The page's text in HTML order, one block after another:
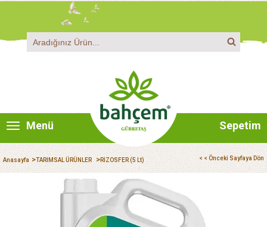
Sepetim
Menü
Anasayfa >TARIMSAL ÜRÜNLER >RİZOSFER (5 Lt) < < Önceki Sayfaya Dön